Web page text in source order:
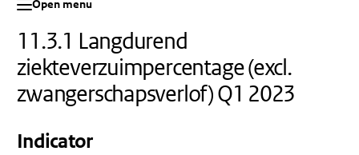
Open menu
11.3.1 Langdurend
ziekteverzuimpercentage (excl.
zwangerschapsverlof) Q1 2023
Indicator